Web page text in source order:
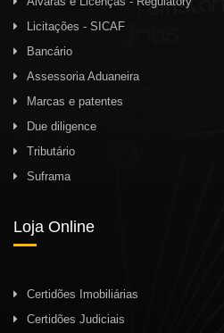
Licitações - SICAF
Bancário
Assessoria Aduaneira
Marcas e patentes
Due diligence
Tributário
Suframa
Loja Online
Certidões Imobiliárias
Certidões Judiciais